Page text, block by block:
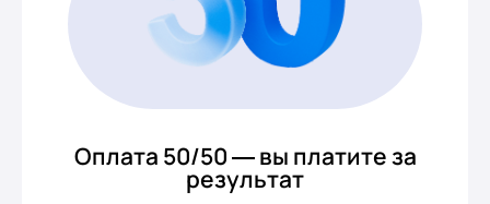
Оплата 50/50 — вы платите за
результат